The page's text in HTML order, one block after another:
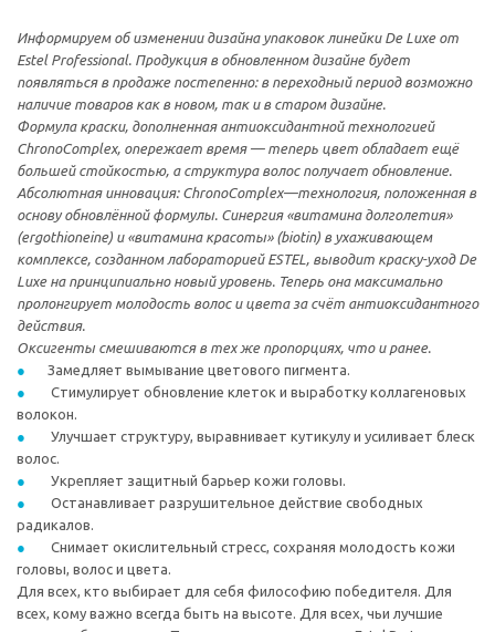
Информируем об изменении дизайна упаковок линейки De Luxe от
Estel Professional. Продукция в обновленном дизайне будет
появляться в продаже постепенно: в переходный период возможно
наличие товаров как в новом, так и в старом дизайне.
Формула краски, дополненная антиоксидантной технологией
ChronoComplex, опережает время — теперь цвет обладает ещё
большей стойкостью, а структура волос получает обновление.
Абсолютная инновация: ChronoComplex—технология, положенная в
основу обновлённой формулы. Синергия «витамина долголетия»
(ergothioneine) и «витамина красоты» (biotin) в ухаживающем
комплексе, созданном лабораторией ESTEL, выводит краску-уход De
Luxe на принципиально новый уровень. Теперь она максимально
пролонгирует молодость волос и цвета за счёт антиоксидантного
действия.
Оксигенты смешиваются в тех же пропорциях, что и ранее.
Замедляет вымывание цветового пигмента.
Стимулирует обновление клеток и выработку коллагеновых
волокон.
Улучшает структуру, выравнивает кутикулу и усиливает блеск
волос.
Укрепляет защитный барьер кожи головы.
Останавливает разрушительное действие свободных
радикалов.
Снимает окислительный стресс, сохраняя молодость кожи
головы, волос и цвета.
Для всех, кто выбирает для себя философию победителя. Для
всех, кому важно всегда быть на высоте. Для всех, чьи лучшие